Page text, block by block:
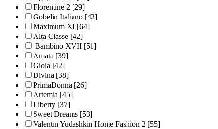
Florentine 2 [29]
Gobelin Italiano [42]
Maximum XI [64]
Alta Classe [42]
Bambino XVII [51]
Amata [39]
Gioia [42]
Divina [38]
PrimaDonna [26]
Artemia [45]
Liberty [37]
Sweet Dreams [53]
Valentin Yudashkin Home Fashion 2 [55]